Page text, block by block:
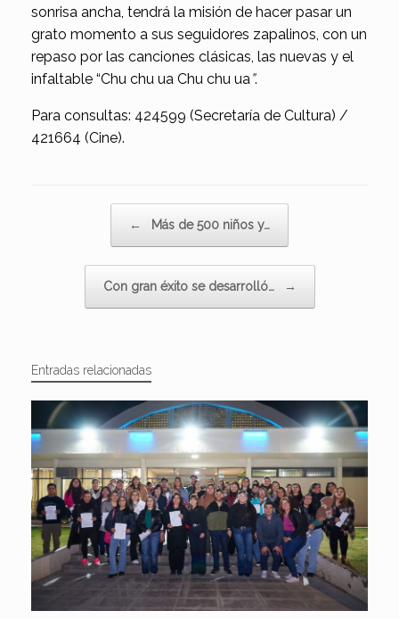
sonrisa ancha, tendrá la misión de hacer pasar un
grato momento a sus seguidores zapalinos, con un
repaso por las canciones clásicas, las nuevas y el
infaltable “Chu chu ua Chu chu ua”.
Para consultas: 424599 (Secretaría de Cultura) /
421664 (Cine).
← Más de 500 niños y…
Con gran éxito se desarrolló… →
Entradas relacionadas